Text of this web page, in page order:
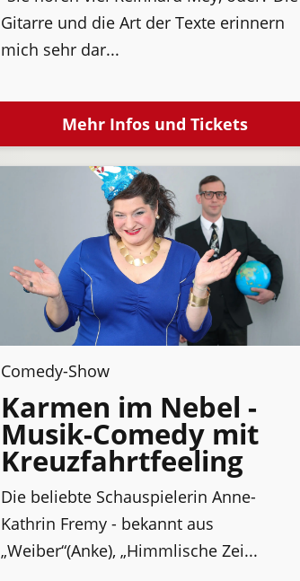
Gitarre und die Art der Texte erinnern
mich sehr dar...
Mehr Infos und Tickets
Comedy-Show
Karmen im Nebel -
Musik-Comedy mit
Kreuzfahrtfeeling
Die beliebte Schauspielerin Anne-
Kathrin Fremy - bekannt aus
„Weiber“(Anke), „Himmlische Zei...